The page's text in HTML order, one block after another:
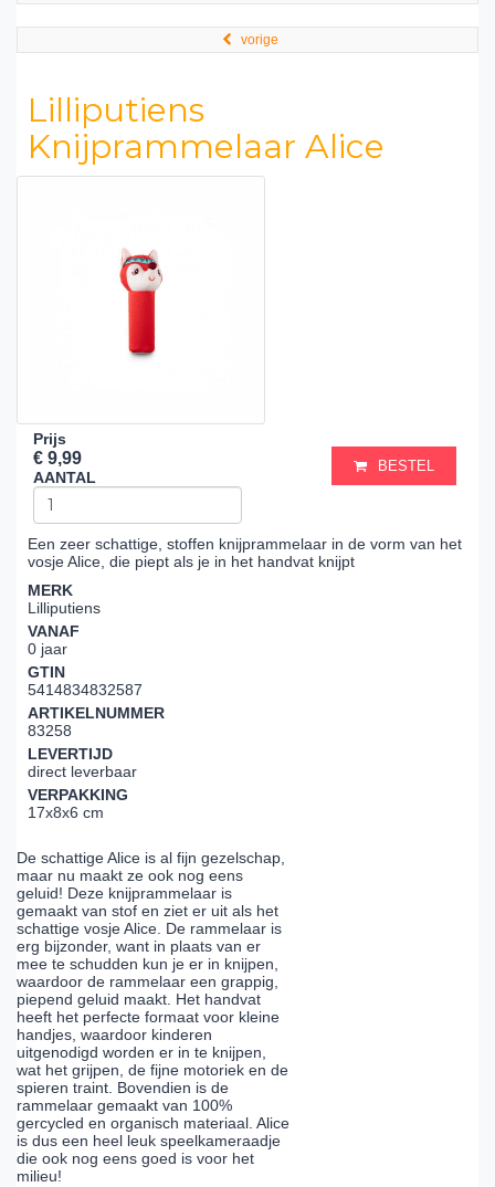
vorige
Lilliputiens
Knijprammelaar Alice
Prijs
€ 9,99
AANTAL
BESTEL
Een zeer schattige, stoffen knijprammelaar in de vorm van het
vosje Alice, die piept als je in het handvat knijpt
MERK
Lilliputiens
VANAF
0 jaar
GTIN
5414834832587
ARTIKELNUMMER
83258
LEVERTIJD
direct leverbaar
VERPAKKING
17x8x6 cm
De schattige Alice is al fijn gezelschap,
maar nu maakt ze ook nog eens
geluid! Deze knijprammelaar is
gemaakt van stof en ziet er uit als het
schattige vosje Alice. De rammelaar is
erg bijzonder, want in plaats van er
mee te schudden kun je er in knijpen,
waardoor de rammelaar een grappig,
piepend geluid maakt. Het handvat
heeft het perfecte formaat voor kleine
handjes, waardoor kinderen
uitgenodigd worden er in te knijpen,
wat het grijpen, de fijne motoriek en de
spieren traint. Bovendien is de
rammelaar gemaakt van 100%
gercycled en organisch materiaal. Alice
is dus een heel leuk speelkameraadje
die ook nog eens goed is voor het
milieu!